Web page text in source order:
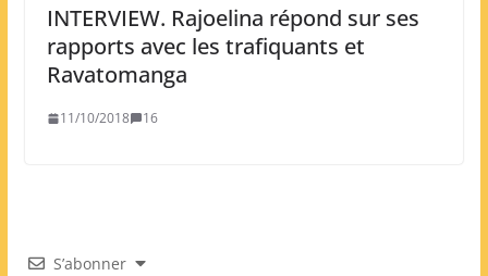
INTERVIEW. Rajoelina répond sur ses
rapports avec les trafiquants et
Ravatomanga
11/10/2018 16
S’abonner